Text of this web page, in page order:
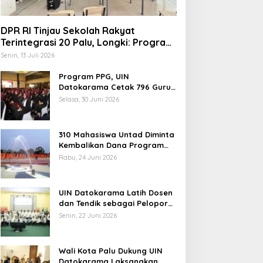
Headline,Nasional
Hari Tani Nasional, Komisi IV:
Siapkan Peta Jalan
Indonesia
25 September 2025
Hak Sipil, PKB
8 Catatan RUU
Kenaikan Gaji Kepala
Daerah
DPR RI Tinjau Sekolah Rakyat
Terintegrasi 20 Palu, Longki: Program
Prabowo Angkat Martabat Anak
Senin, 13 Juli 2026
Program PPG, UIN
Datokarama Cetak 796 Guru
Profesional
Selasa, 30 Juni 2026
310 Mahasiswa Untad Diminta
Kembalikan Dana Program
Berani Cerdas, Kadisdik
Rabu, 24 Juni 2026
UIN Datokarama Latih Dosen
dan Tendik sebagai Pelopor
Moderasi Beragama
Senin, 22 Juni 2026
Wali Kota Palu Dukung UIN